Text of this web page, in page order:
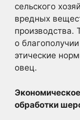
сельского
вредных
производства.
о
этические
овец.
обработки